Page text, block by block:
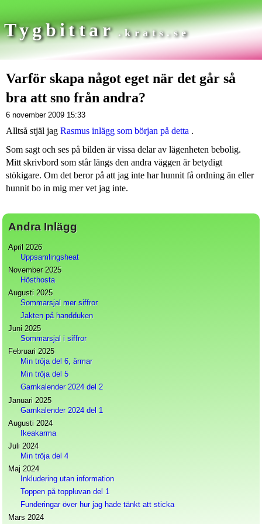
Tygbittar .krats.se
Varför skapa något eget när det går så
bra att sno från andra?
6 november 2009 15:33
Alltså stjäl jag Rasmus inlägg som början på detta .
Som sagt och ses på bilden är vissa delar av lägenheten bebolig.
Mitt skrivbord som står längs den andra väggen är betydigt
stökigare. Om det beror på att jag inte har hunnit få ordning än eller
hunnit bo in mig mer vet jag inte.
Andra Inlägg
April 2026
Uppsamlingsheat
November 2025
Hösthosta
Augusti 2025
Sommarsjal mer siffror
Jakten på handduken
Juni 2025
Sommarsjal i siffror
Februari 2025
Min tröja del 6, ärmar
Min tröja del 5
Garnkalender 2024 del 2
Januari 2025
Garnkalender 2024 del 1
Augusti 2024
Ikeakarma
Juli 2024
Min tröja del 4
Maj 2024
Inkludering utan information
Toppen på toppluvan del 1
Funderingar över hur jag hade tänkt att sticka
Mars 2024